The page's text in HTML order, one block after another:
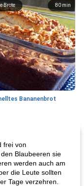
80 min
Brote
Bananenbrot
frei von
Blaubeeren sie
werden auch am
die Leute sollten
Tage verzehren.